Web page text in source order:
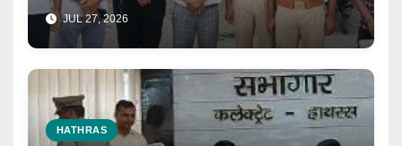
JUL 27, 2026
HATHRAS